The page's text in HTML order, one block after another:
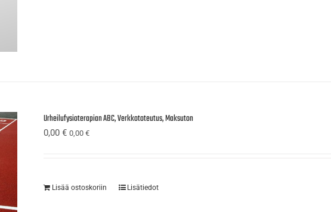
Urheilufysioterapian ABC, Verkkototeutus, Maksuton
0,00€ 0,00€
Lisää ostoskoriin Lisätiedot